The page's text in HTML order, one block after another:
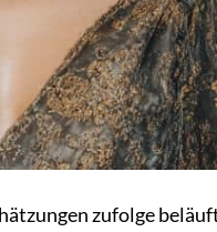
zufolge